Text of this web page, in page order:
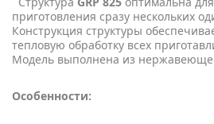
приготовления сразу нескольких
Конструкция структуры
тепловую обработку всех
Модель выполнена из
Особенности: